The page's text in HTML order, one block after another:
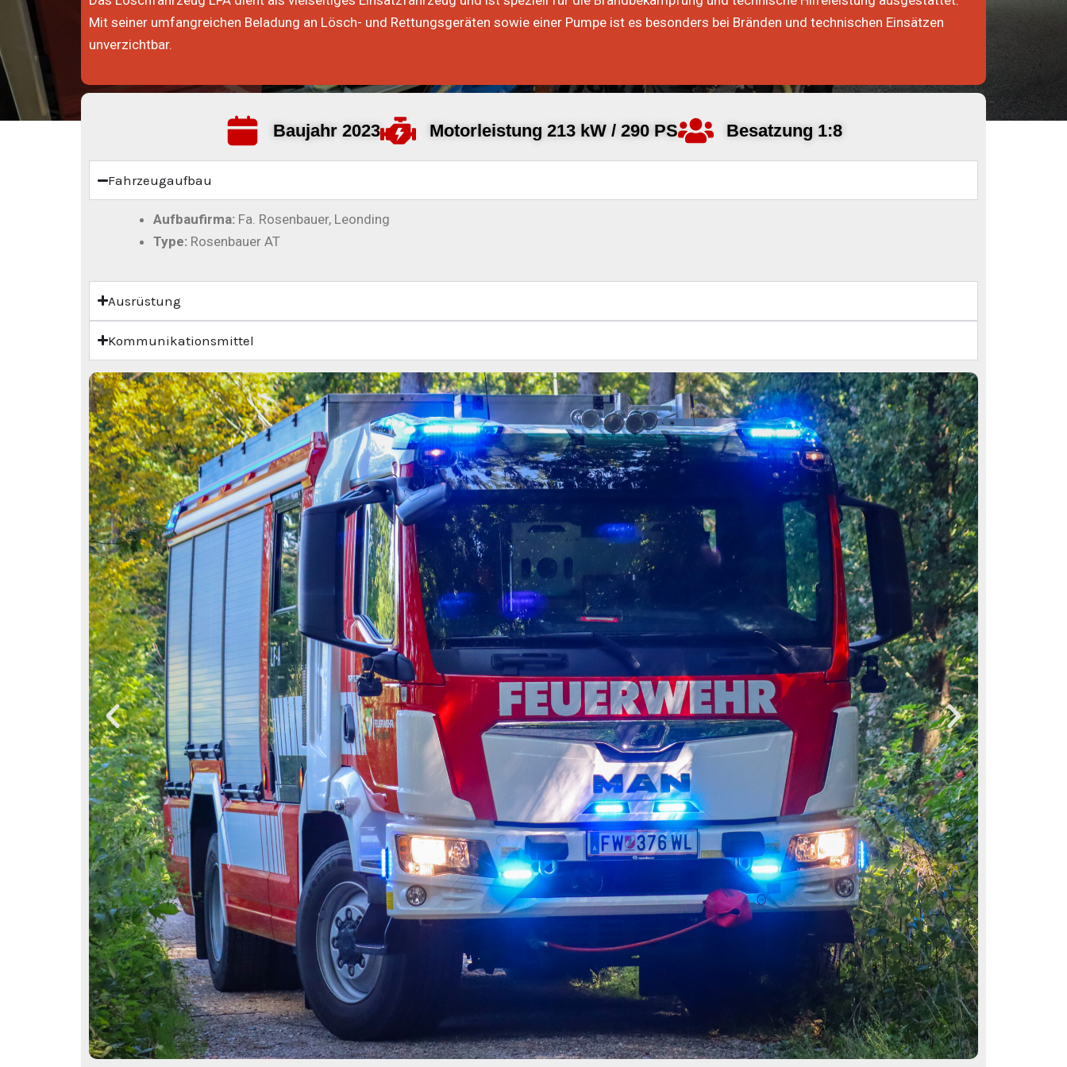
Mit seiner umfangreichen Beladung an Lösch- und Rettungsgeräten sowie einer Pumpe ist es besonders bei Bränden und technischen Einsätzen
unverzichtbar.
Baujahr 2023 Motorleistung 213 kW / 290 PS Besatzung 1:8
Fahrzeugaufbau
Aufbaufirma: Fa. Rosenbauer, Leonding
Type: Rosenbauer AT
Ausrüstung
Kommunikationsmittel